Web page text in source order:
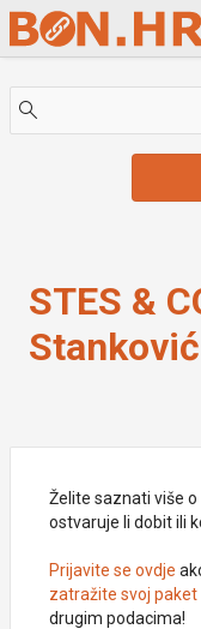
Skip to Main Content
STES &
Stanković
Želite saznati više
ostvaruje li dobit ili
Prijavite se ovdje
zatražite svoj paket
drugim podacima!